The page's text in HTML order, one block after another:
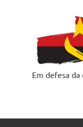
Em defesa